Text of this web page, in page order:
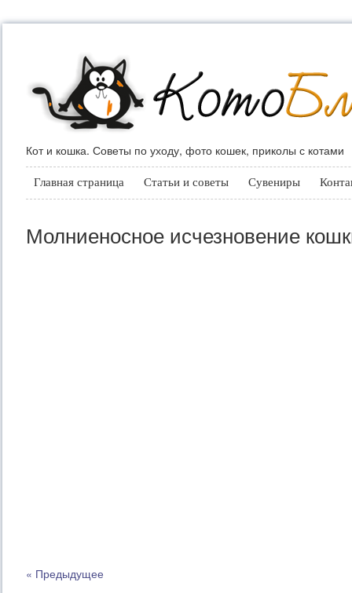
Кот и кошка. Советы по уходу, фото кошек, приколы с котами
Главная страница Статьи и советы Сувениры
Молниеносное исчезновение
« Предыдущее